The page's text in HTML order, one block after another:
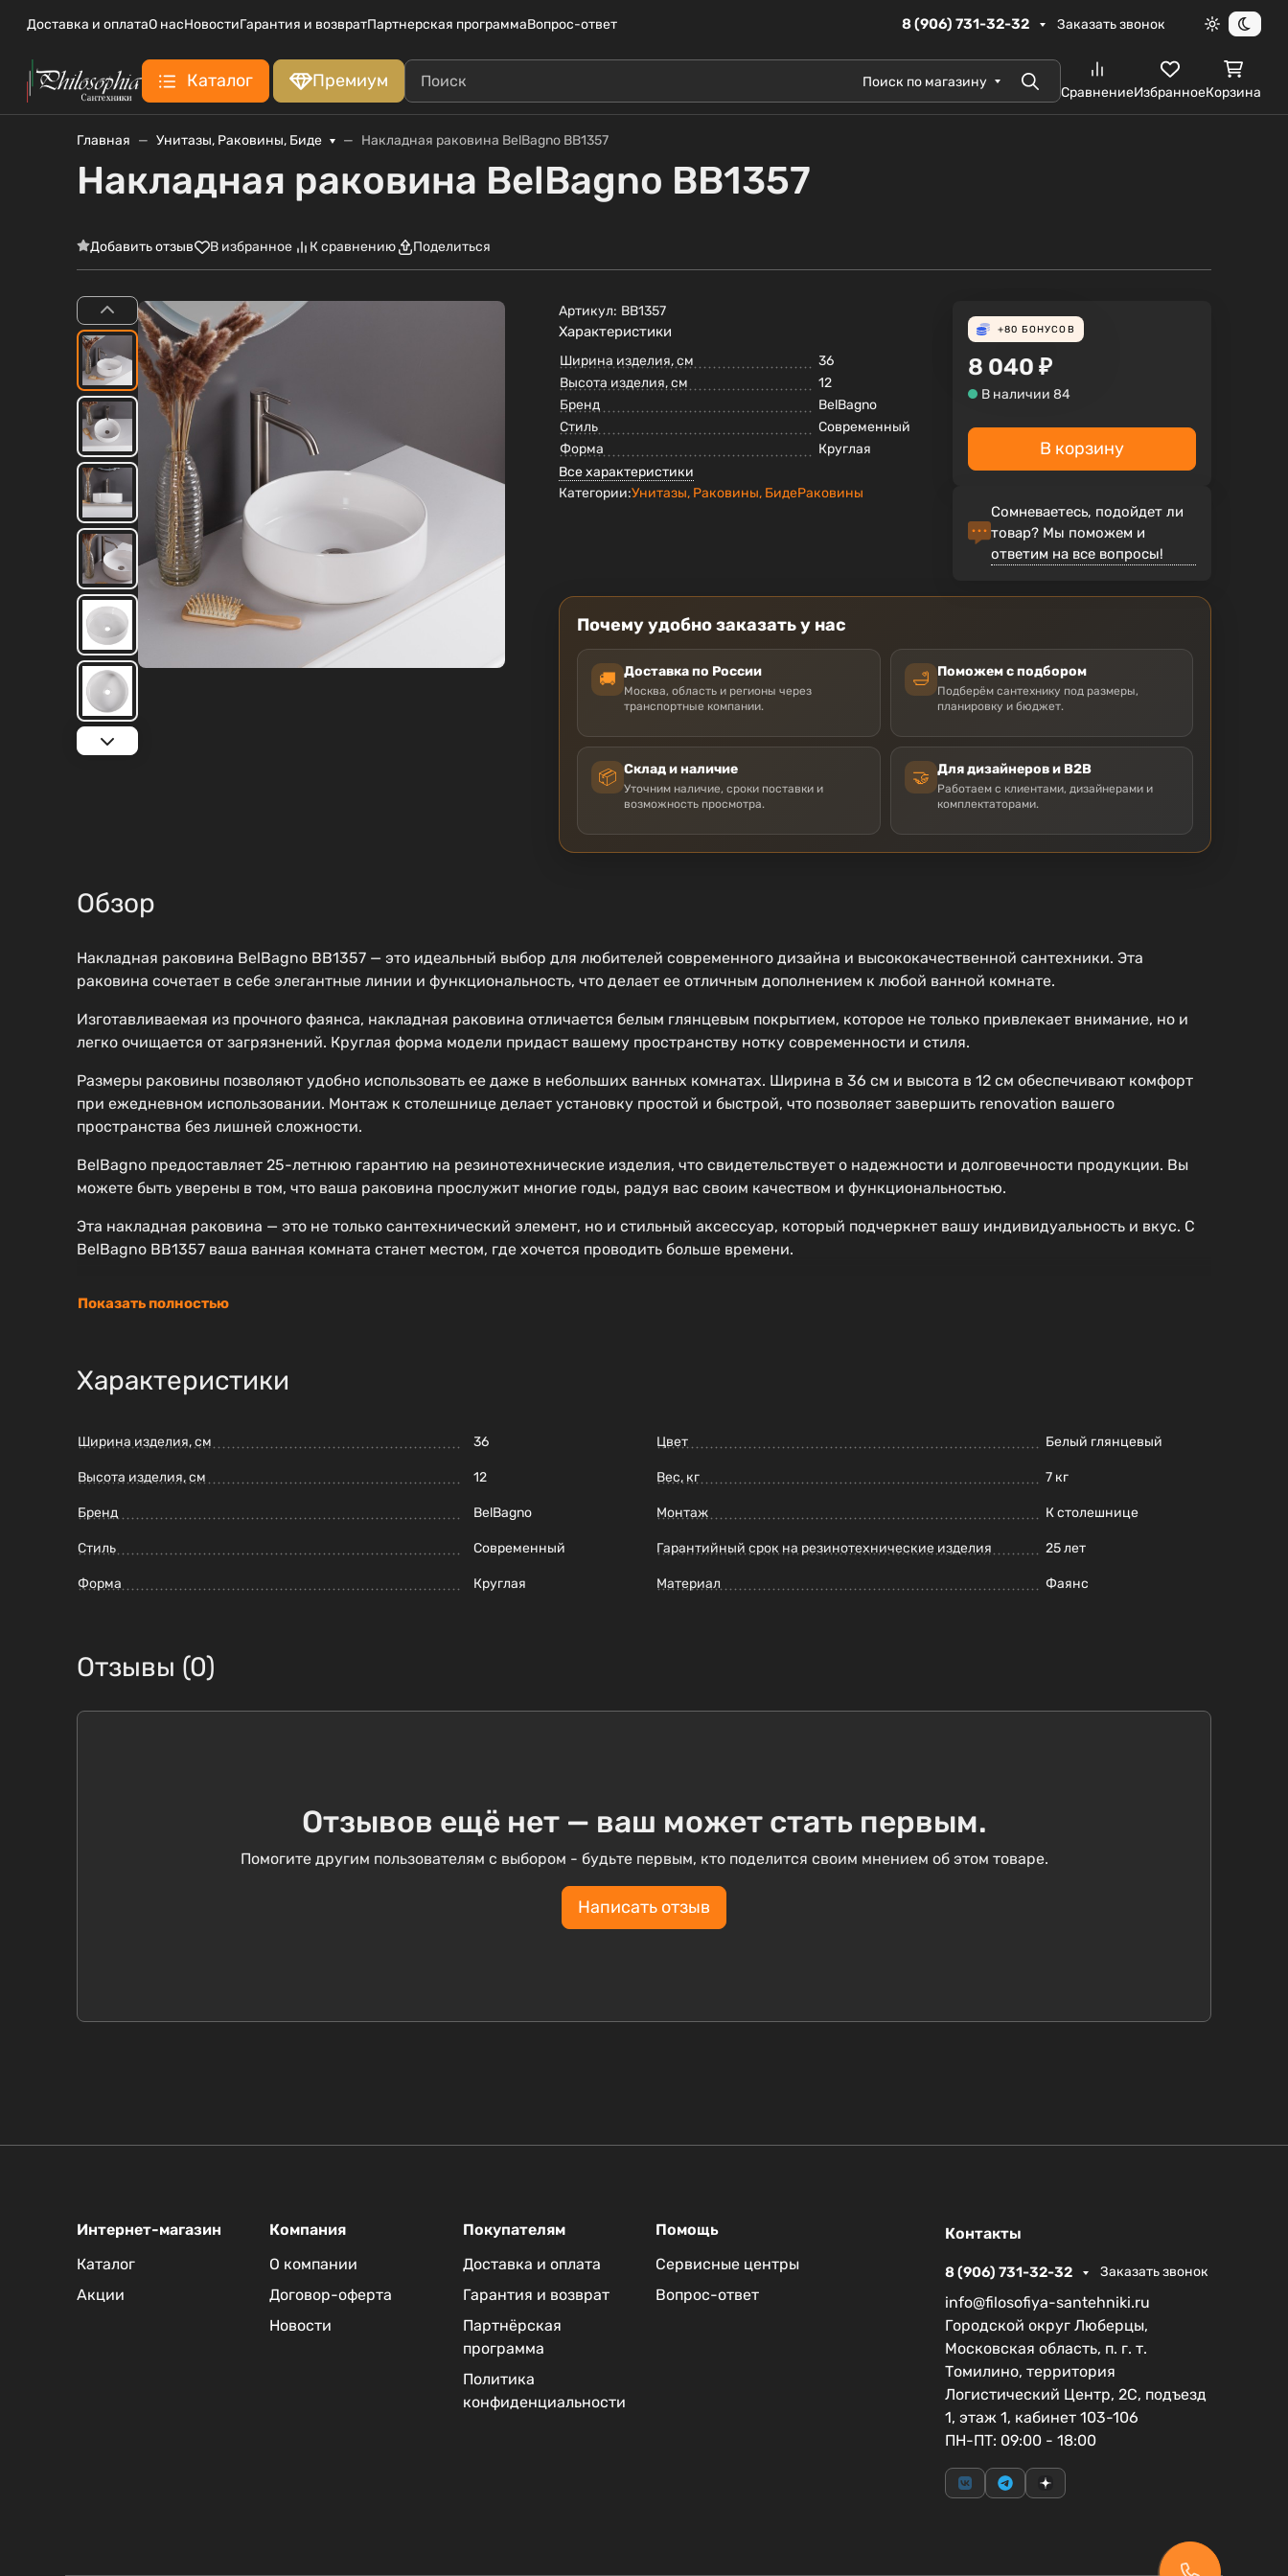
Доставка и оплатаО насНовостиГарантия и возвратПартнерская программаВопрос-ответ 8 (906) 731-32-32 Заказать звонок
Светлая
Каталог Премиум Поиск по магазину ПоискСравнениеИзбранноеКорзина
Главная Унитазы, Раковины, Биде Накладная раковина BelBagno BB1357
Накладная раковина BelBagno BB1357
Добавить отзыв В избранное К сравнению Поделиться
Артикул: BB1357
Характеристики
Ширина изделия, см
36
Высота изделия, см
12
Бренд
BelBagno
Стиль
Современный
Форма
Круглая
Все характеристики
Категории:Унитазы, Раковины, БидеРаковины
+80 БОНУСОВ
8 040 ₽
В наличии 84
В корзину
Сомневаетесь, подойдет ли
товар? Мы поможем и
ответим на все вопросы!
Почему удобно заказать у нас
🚚 Доставка по России
Москва, область и регионы через
транспортные компании.
🛁 Поможем с подбором
Подберём сантехнику под размеры,
планировку и бюджет.
📦 Склад и наличие
Уточним наличие, сроки поставки и
возможность просмотра.
🤝 Для дизайнеров и B2B
Работаем с клиентами, дизайнерами и
комплектаторами.
Обзор
Накладная раковина BelBagno BB1357 — это идеальный выбор для любителей современного дизайна и высококачественной сантехники. Эта
раковина сочетает в себе элегантные линии и функциональность, что делает ее отличным дополнением к любой ванной комнате.
Изготавливаемая из прочного фаянса, накладная раковина отличается белым глянцевым покрытием, которое не только привлекает внимание, но и
легко очищается от загрязнений. Круглая форма модели придаст вашему пространству нотку современности и стиля.
Размеры раковины позволяют удобно использовать ее даже в небольших ванных комнатах. Ширина в 36 см и высота в 12 см обеспечивают комфорт
при ежедневном использовании. Монтаж к столешнице делает установку простой и быстрой, что позволяет завершить renovation вашего
пространства без лишней сложности.
BelBagno предоставляет 25-летнюю гарантию на резинотехнические изделия, что свидетельствует о надежности и долговечности продукции. Вы
можете быть уверены в том, что ваша раковина прослужит многие годы, радуя вас своим качеством и функциональностью.
Эта накладная раковина — это не только сантехнический элемент, но и стильный аксессуар, который подчеркнет вашу индивидуальность и вкус. С
BelBagno BB1357 ваша ванная комната станет местом, где хочется проводить больше времени.
Показать полностью
Характеристики
Ширина изделия, см 36
Высота изделия, см 12
Бренд BelBagno
Стиль Современный
Форма Круглая
Цвет Белый глянцевый
Вес, кг 7 кг
Монтаж К столешнице
Гарантийный срок на резинотехнические изделия 25 лет
Материал Фаянс
Отзывы (0)
Отзывов ещё нет — ваш может стать первым.
Помогите другим пользователям с выбором - будьте первым, кто поделится своим мнением об этом товаре.
Написать отзыв
Интернет-магазин
Каталог
Акции
Компания
О компании
Договор-оферта
Новости
Покупателям
Доставка и оплата
Гарантия и возврат
Партнёрская
программа
Политика
конфиденциальности
Помощь
Сервисные центры
Вопрос-ответ
Контакты
8 (906) 731-32-32 Заказать звонок
info@filosofiya-santehniki.ru
Городской округ Люберцы,
Московская область, п. г. т.
Томилино, территория
Логистический Центр, 2С, подъезд
1, этаж 1, кабинет 103-106
ПН-ПТ: 09:00 - 18:00